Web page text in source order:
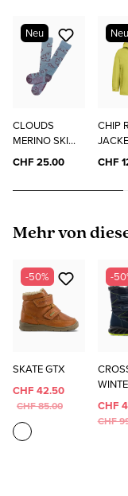
Neu
CLOUDS
MERINO SKI
SOCKS
CHF 25.00
Neu
CHIP
CHF
Produktgalerie
Mehr von
-50%
SKATE GTX
CHF 42.50
CHF 85.00
-
E
CHF
CHF